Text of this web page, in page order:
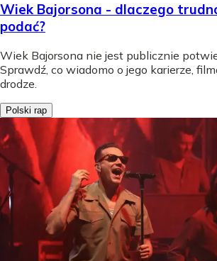
Wiek Bajorsona - dlaczego
podać?
Wiek Bajorsona nie jest publicznie
Sprawdź, co wiadomo o jego karierze,
drodze.
Polski rap